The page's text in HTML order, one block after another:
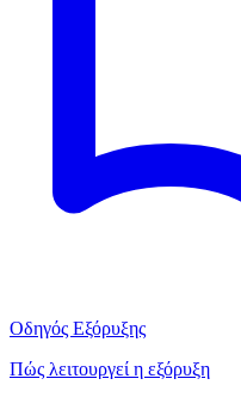
Οδηγός Εξόρυξης
Πώς λειτουργεί η εξόρυξη